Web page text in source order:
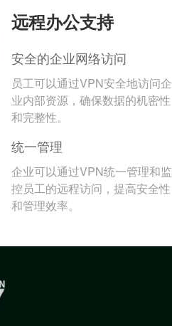
远程办公支持
安全的企业网络访问
员工可以通过VPN安全地访问企
业内部资源，确保数据的机密性
和完整性。
统一管理
企业可以通过VPN统一管理和监
控员工的远程访问，提高安全性
和管理效率。